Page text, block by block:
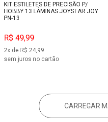
KIT ESTILETES DE PRECISÃO P/
HOBBY 13 LÂMINAS JOYSTAR JOY
PN-13
R$ 49,99
2x de R$ 24,99
sem juros no cartão
CARREGAR